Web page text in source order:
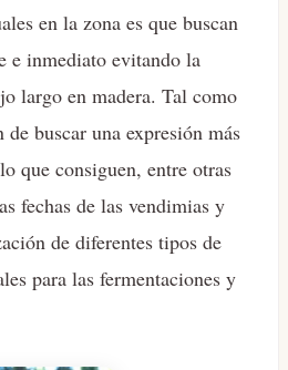
en la zona es que buscan
e inmediato evitando la
largo en madera. Tal como
buscar una expresión más
que consiguen, entre otras
fechas de las vendimias y
de diferentes tipos de
para las fermentaciones y